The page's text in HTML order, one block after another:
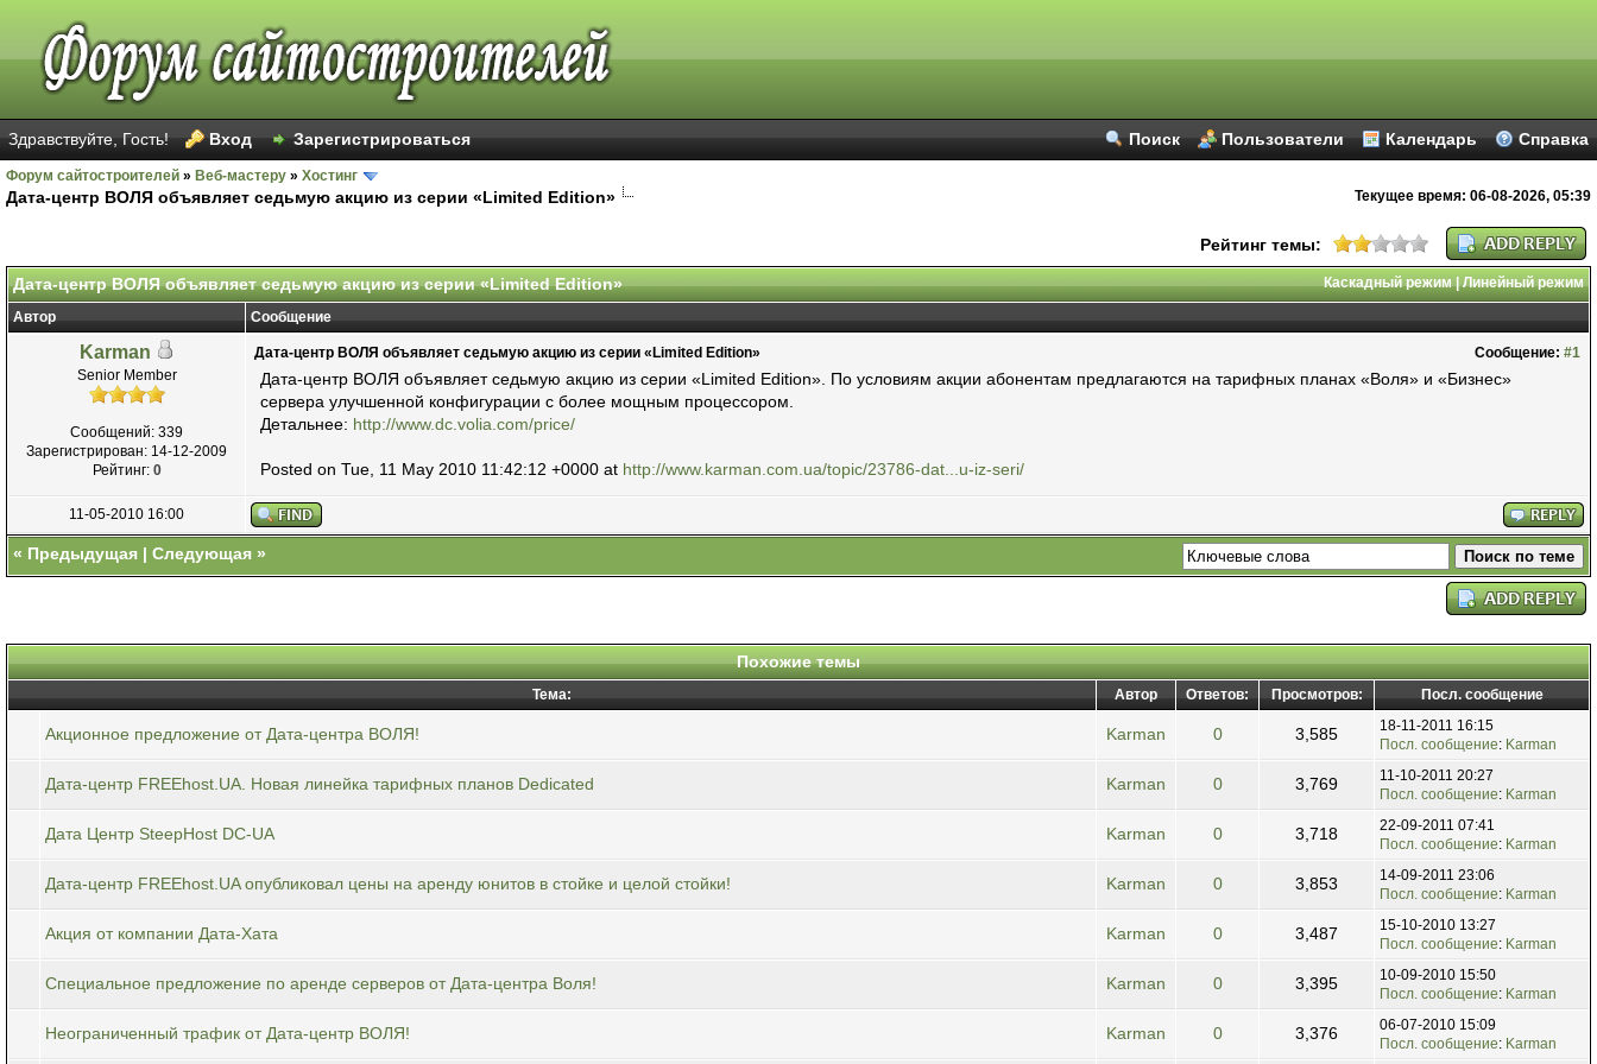
Поиск Пользователи Календарь Справка
Здравствуйте, Гость! Вход Зарегистрироваться
Форум сайтостроителей » Веб-мастеру » Хостинг
Дата-центр ВОЛЯ объявляет седьмую акцию из серии «Limited Edition» Текущее время: 06-08-2026, 05:39
Рейтинг темы:
Каскадный режим|Линейный режим
Дата-центр ВОЛЯ объявляет седьмую акцию из серии «Limited Edition»
Автор Сообщение
Karman
Senior Member
Сообщений: 339
Зарегистрирован: 14-12-2009
Рейтинг: 0
Сообщение: #1
Дата-центр ВОЛЯ объявляет седьмую акцию из серии «Limited Edition»
Дата-центр ВОЛЯ объявляет седьмую акцию из серии «Limited Edition». По условиям акции абонентам предлагаются на тарифных планах «Воля» и «Бизнес»
сервера улучшенной конфигурации с более мощным процессором.
Детальнее: http://www.dc.volia.com/price/
Posted on Tue, 11 May 2010 11:42:12 +0000 at http://www.karman.com.ua/topic/23786-dat...u-iz-seri/
11-05-2010 16:00
« Предыдущая | Следующая »
Похожие темы
Тема: Автор Ответов: Просмотров: Посл. сообщение
Акционное предложение от Дата-центра ВОЛЯ! Karman 0 3,585
18-11-2011 16:15
Посл. сообщение: Karman
Дата-центр FREEhost.UA. Новая линейка тарифных планов Dedicated Karman 0 3,769
11-10-2011 20:27
Посл. сообщение: Karman
Дата Центр SteepHost DC-UA Karman 0 3,718
22-09-2011 07:41
Посл. сообщение: Karman
Дата-центр FREEhost.UA опубликовал цены на аренду юнитов в стойке и целой стойки! Karman 0 3,853
14-09-2011 23:06
Посл. сообщение: Karman
Акция от компании Дата-Хата Karman 0 3,487
15-10-2010 13:27
Посл. сообщение: Karman
Специальное предложение по аренде серверов от Дата-центра Воля! Karman 0 3,395
10-09-2010 15:50
Посл. сообщение: Karman
Неограниченный трафик от Дата-центр ВОЛЯ! Karman 0 3,376
06-07-2010 15:09
Посл. сообщение: Karman